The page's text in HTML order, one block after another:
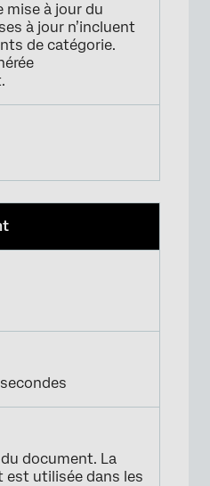
mise à jour du
à jour n’incluent
de catégorie.
document. La
est utilisée dans les